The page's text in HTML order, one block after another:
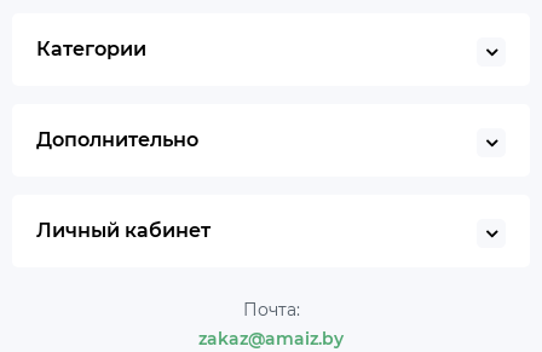
Категории
Дополнительно
Личный кабинет
Почта:
zakaz@amaiz.by